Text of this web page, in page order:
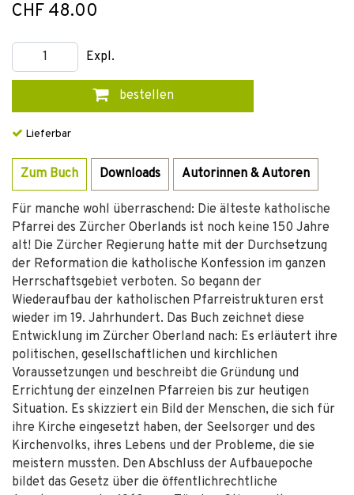
CHF 48.00
Expl.
bestellen
Lieferbar
Zum Buch Downloads Autorinnen & Autoren
Für manche wohl überraschend: Die älteste katholische
Pfarrei des Zürcher Oberlands ist noch keine 150 Jahre
alt! Die Zürcher Regierung hatte mit der Durchsetzung
der Reformation die katholische Konfession im ganzen
Herrschaftsgebiet verboten. So begann der
Wiederaufbau der katholischen Pfarreistrukturen erst
wieder im 19. Jahrhundert. Das Buch zeichnet diese
Entwicklung im Zürcher Oberland nach: Es erläutert ihre
politischen, gesellschaftlichen und kirchlichen
Voraussetzungen und beschreibt die Gründung und
Errichtung der einzelnen Pfarreien bis zur heutigen
Situation. Es skizziert ein Bild der Menschen, die sich für
ihre Kirche eingesetzt haben, der Seelsorger und des
Kirchenvolks, ihres Lebens und der Probleme, die sie
meistern mussten. Den Abschluss der Aufbauepoche
bildet das Gesetz über die öffentlichrechtliche